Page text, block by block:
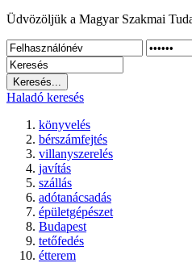
Üdvözöljük a Magyar Szakmai
Haladó keresés
könyvelés
bérszámfejtés
villanyszerelés
javítás
szállás
adótanácsadás
épületgépészet
Budapest
tetőfedés
étterem